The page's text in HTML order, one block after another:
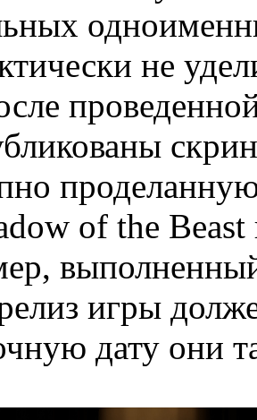
не
of the Beast
игры
дату они